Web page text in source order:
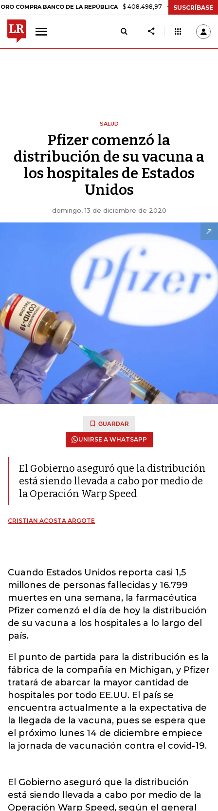
BANCO DE LA REPÚBLICA $ 408.498,97 +$ 8.753,81 +2,19%
SUSCRÍBASE
SALUD
Pfizer comenzó la
distribución de su vacuna a
los hospitales de Estados
Unidos
domingo, 13 de diciembre de 2020
GUARDAR
UNIRSE A WHATSAPP
El Gobierno aseguró que la distribución
está siendo llevada a cabo por medio de
la Operación Warp Speed
CRISTIAN ACOSTA ARGOTE
Cuando Estados Unidos reporta casi 1,5
millones de personas fallecidas y 16.799
muertes en una semana, la farmacéutica
Pfizer comenzó el día de hoy la distribución
de su vacuna a los hospitales a lo largo del
país.
El punto de partida para la distribución es la
fábrica de la compañía en Michigan, y Pfizer
tratará de abarcar la mayor cantidad de
hospitales por todo EE.UU. El país se
encuentra actualmente a la expectativa de
la llegada de la vacuna, pues se espera que
el próximo lunes 14 de diciembre empiece
la jornada de vacunación contra el covid-19.
El Gobierno aseguró que la distribución
está siendo llevada a cabo por medio de la
Operación Warp Speed, según el general